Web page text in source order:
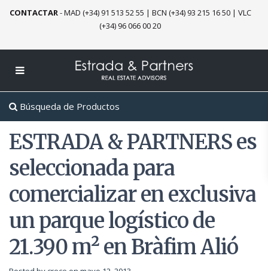
CONTACTAR-MAD (+34) 91 513 52 55 | BCN (+34) 93 215 16 50| VLC
(+34) 96 066 00 20
Búsqueda de Productos
ESTRADA & PARTNERS es
seleccionada para
comercializar en exclusiva
un parque logístico de
21.390 m² en Bràfim Alió